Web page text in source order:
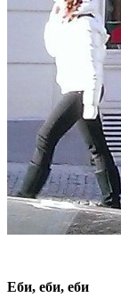
Еби, еби, еби